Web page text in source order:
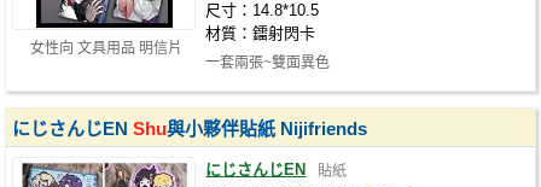
女性向 文具用品 明信片
尺寸：14.8*10.5
材質：鐳射閃卡
一套兩張~雙面異色
にじさんじENShu與小夥伴貼紙 Nijifriends
にじさんじEN 貼紙